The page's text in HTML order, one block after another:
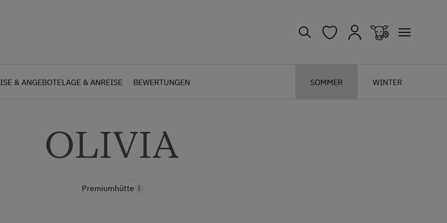
& ANGEBOTELAGE & ANREISE BEWERTUNGEN SOMMER WINTER
OLIVIA
Premiumhütte